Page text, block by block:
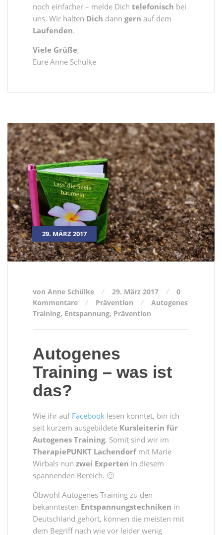
noch einfacher – melde Dich telefonisch bei
uns. Wir halten Dich dann gern auf dem
Laufenden.
Viele Grüße,
Eure Anne Schülke
29. MÄRZ 2017
von Anne Schülke 29. März 2017
0
Kommentare
Prävention
Autogenes
Training, Entspannung, Prävention
Autogenes
Training – was ist
das?
Wie ihr auf Facebook lesen konntet, bin ich
seit kurzem ausgebildete Kursleiterin für
Autogenes Training. Somit sind wir im
TherapiePUNKT Lachendorfmit Marie
Wirbals nun zwei Experten in diesem
spannenden Bereich. 🙂
Obwohl Autogenes Training zu den
bekanntesten Entspannungstechniken in
Deutschland gehört, können die meisten mit
dem Begriff nach wie vor leider wenig